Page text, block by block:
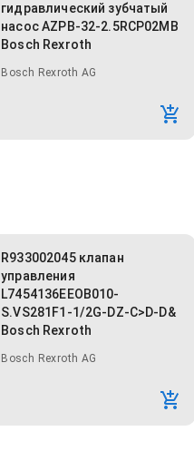
гидравлический зубчатый
насос AZPB-32-2.5RCP02MB
Bosch Rexroth
Bosch Rexroth AG
R933002045 клапан
управления
L7454136EEOB010-
S.VS281F1-1/2G-DZ-C>D-D&
Bosch Rexroth
Bosch Rexroth AG